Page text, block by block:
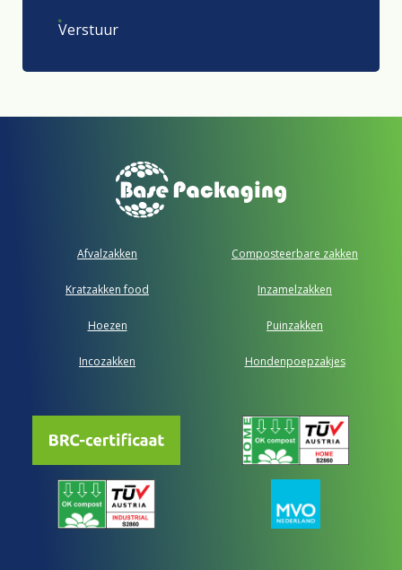
Verstuur
Afvalzakken Composteerbare zakken
Kratzakken food Inzamelzakken
Hoezen Puinzakken
Incozakken Hondenpoepzakjes